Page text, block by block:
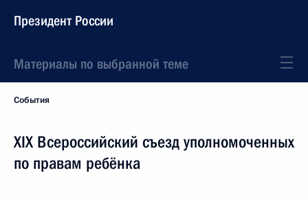
Президент России
Материалы по выбранной теме
События
XIX Всероссийский съезд уполномоченных
по правам ребёнка